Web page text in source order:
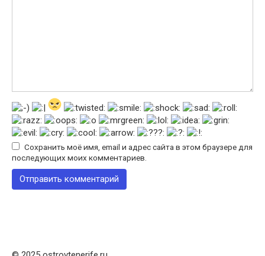
Сохранить моё имя, email и адрес сайта в этом браузере для
последующих моих комментариев.